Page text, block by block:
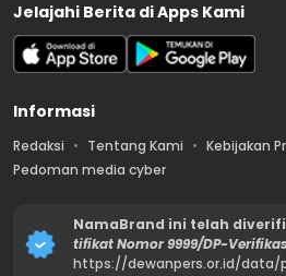
Jelajahi Berita di Apps Kami
Informasi
Redaksi Tentang Kami
Kebijakan
Pedoman media cyber
NamaBrand ini telah
tifikat Nomor 9999/DP-
https://dewanpers.or.id/data/